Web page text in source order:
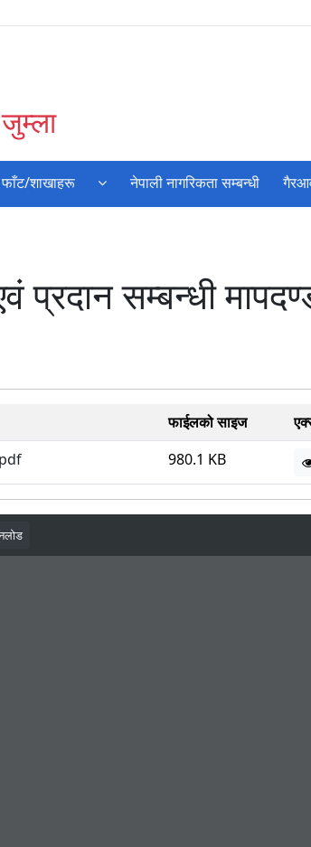
फाँट/शाखाहरू नेपाली नागरिकता सम्बन्धी
प्रदान सम्बन्धी
फाईलको साइज
980.1 KB